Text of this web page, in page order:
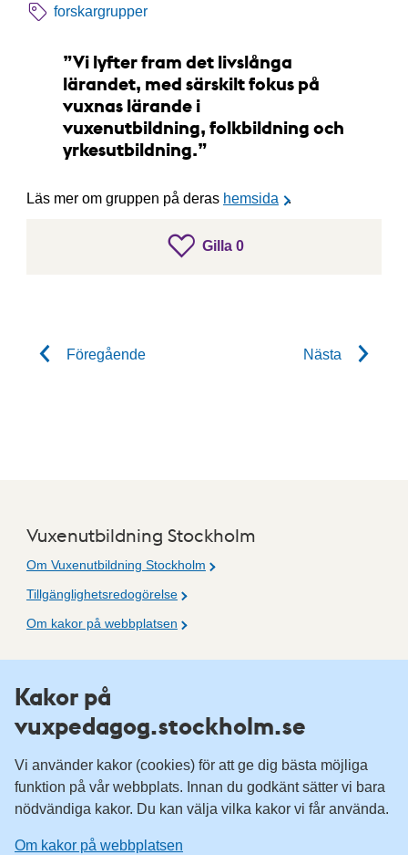
forskargrupper
Gilla 0gillar inlägget
Vi lyfter fram det livslånga
lärandet, med särskilt fokus på
vuxnas lärande i
vuxenutbildning, folkbildning och
yrkesutbildning.
Läs mer om gruppen på deras hemsida .
Föregående Nästa
Vuxenutbildning Stockholm
Om Vuxenutbildning Stockholm
Tillgänglighetsredogörelse
Om kakor på webbplatsen
Fler resurser
Vuxenutbildning Stockholm
Information för leverantörsskolor
Sociala medier
Kakor på
vuxpedagog.stockholm.se
Vi använder kakor (cookies) för att ge dig bästa möjliga
funktion på vår webbplats. Innan du godkänt sätter vi bara
nödvändiga kakor. Du kan välja vilka kakor vi får använda.
Om kakor på webbplatsen